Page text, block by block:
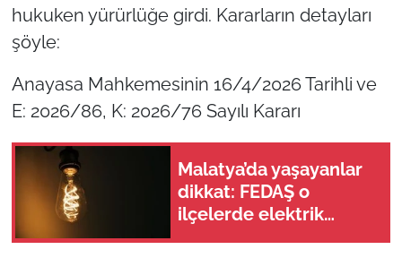
hukuken yürürlüğe girdi. Kararların detayları
şöyle:
Anayasa Mahkemesinin 16/4/2026 Tarihli ve
E: 2026/86, K: 2026/76 Sayılı Kararı
Malatya’da yaşayanlar
dikkat: FEDAŞ o
ilçelerde elektrik